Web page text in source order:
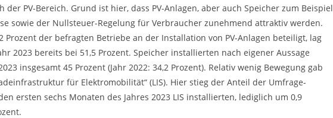
der PV-Bereich. Grund ist hier, dass PV-Anlagen, aber auch Speicher zum Beispiel
sowie der Nullsteuer-Regelung für Verbraucher zunehmend attraktiv werden.
Prozent der befragten Betriebe an der Installation von PV-Anlagen beteiligt, lag
2023 bereits bei 51,5 Prozent. Speicher installierten nach eigener Aussage
insgesamt 45 Prozent (Jahr 2022: 34,2 Prozent). Relativ wenig Bewegung gab
für Elektromobilität“ (LIS). Hier stieg der Anteil der Umfrage-
ersten sechs Monaten des Jahres 2023 LIS installierten, lediglich um 0,9